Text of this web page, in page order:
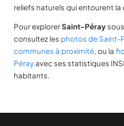
reliefs naturels qui entourent la
Pour explorerSaint-Péray
consultez les photos de Saint-
communes à proximité, ou la
Péray avec ses statistiques
habitants.